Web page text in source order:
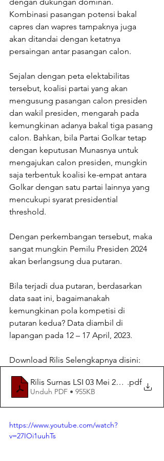
Kombinasi pasangan potensi bakal
capres dan wapres tampaknya juga
akan ditandai dengan ketatnya
persaingan antar pasangan calon.
Sejalan dengan peta elektabilitas
tersebut, koalisi partai yang akan
mengusung pasangan calon presiden
dan wakil presiden, mengarah pada
kemungkinan adanya bakal tiga pasang
calon. Bahkan, bila Partai Golkar tetap
dengan keputusan Munasnya untuk
mengajukan calon presiden, mungkin
saja terbentuk koalisi ke-empat antara
Golkar dengan satu partai lainnya yang
mencukupi syarat presidential
threshold.
Dengan perkembangan tersebut, maka
sangat mungkin Pemilu Presiden 2024
akan berlangsung dua putaran.
Bila terjadi dua putaran, berdasarkan
data saat ini, bagaimanakah
kemungkinan pola kompetisi di
putaran kedua? Data diambil di
lapangan pada 12 – 17 April, 2023.
Download Rilis Selengkapnya disini:
Rilis Surnas LSI 03 Mei 2023.pdf
Unduh PDF • 955KB
https://www.youtube.com/watch?
v=27IOi1uuhTs